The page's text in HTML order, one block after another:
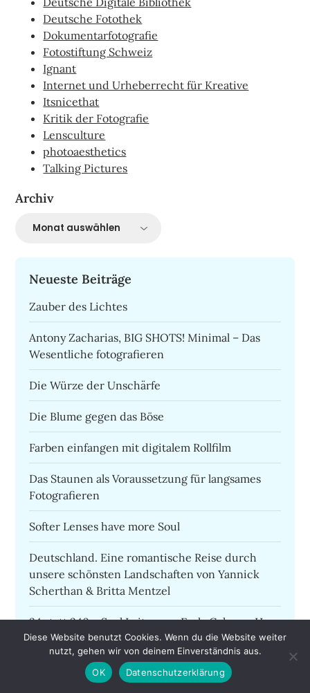
Deutsche Fotothek
Dokumentarfotografie
Fotostiftung Schweiz
Ignant
Internet und Urheberrecht für Kreative
Itsnicethat
Kritik der Fotografie
Lensculture
photoaesthetics
Talking Pictures
Archiv
Archiv
Neueste Beiträge
Zauber des Lichtes
Antony Zacharias, BIG SHOTS! Minimal – Das
Wesentliche fotografieren
Die Würze der Unschärfe
Die Blume gegen das Böse
Farben einfangen mit digitalem Rollfilm
Das Staunen als Voraussetzung für langsames
Fotografieren
Softer Lenses have more Soul
Deutschland. Eine romantische Reise durch
unsere schönsten Landschaften von Yannick
Scherthan & Britta Mentzel
34 statt 340 – Saul Leiter von Early Color zu Here
´s more. Why not
Unseen.city in Album1.de oder zwischendurch
und zwecklos
Diese Website benutzt Cookies. Wenn du die Website weiter
nutzt, gehen wir von deinem Einverständnis aus.
OK
Datenschutzerklärung